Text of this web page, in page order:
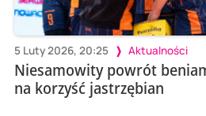
5 Luty 2026, 20:25 Aktualności
Niesamowity powrót
na korzyść jastrzębian